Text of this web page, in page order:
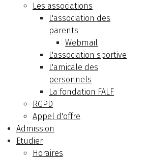
Les associations
L'association des
parents
Webmail
L'association sportive
L'amicale des
personnels
La fondation FALF
RGPD
Appel d'offre
Admission
Etudier
Horaires